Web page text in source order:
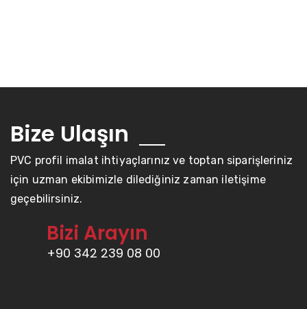
Bize Ulaşın
PVC profil imalat ihtiyaçlarınız ve toptan siparişleriniz
için uzman ekibimizle dilediğiniz zaman iletişime
geçebilirsiniz.
Bizi Arayın
+90 342 239 08 00